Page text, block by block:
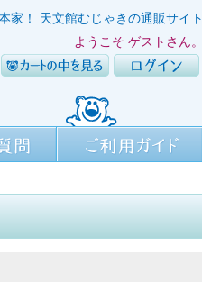
家！ 天文館むじゃきの通販サイト
ようこそ ゲストさん。